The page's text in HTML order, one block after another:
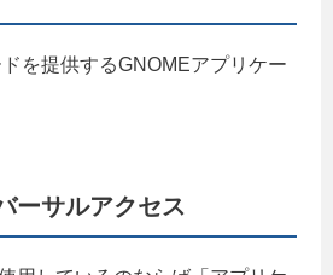
を提供するGNOMEアプリケー
ーサルアクセス